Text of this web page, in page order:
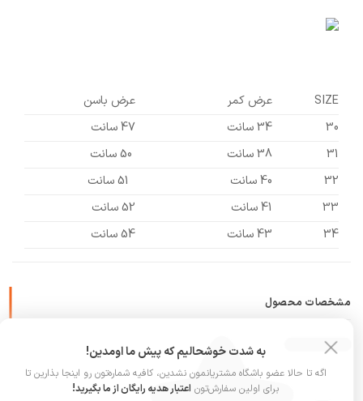
SIZE عرض کمر
عرض باسن
30
34 سانت
47 سانت
31
38 سانت
32
40 سانت
33
41 سانت
52 سانت
34
43 سانت 54 سانت
مشخصات محصول
نظرات (0)
به شدت خوشحالیم که پیش ما اومدین!
اگه تا حالا عضو باشگاه مشتریانمون نشدین، کافیه شماره‌تون رو اینجا بذارین تا
برای اولین سفارش‌توناعتبار هدیه رایگان از ما بگیرید!